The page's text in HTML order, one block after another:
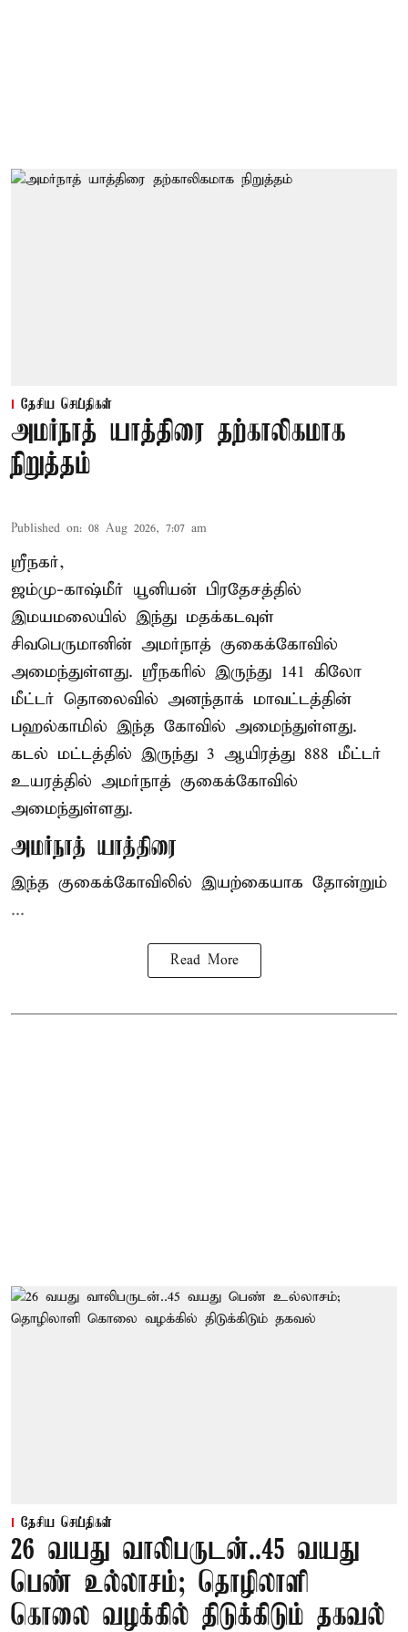
தேசிய செய்திகள்
அமர்நாத் யாத்திரை தற்காலிகமாக
நிறுத்தம்
Published on: 08 Aug 2026, 7:07 am
ஸ்ரீநகர்,
ஜம்மு-காஷ்மீர் யூனியன் பிரதேசத்தில்
இமயமலையில் இந்து மதக்கடவுள்
சிவபெருமானின் அமர்நாத் குகைக்கோவில்
அமைந்துள்ளது. ஸ்ரீநகரில் இருந்து 141 கிலோ
மீட்டர் தொலைவில் அனந்தாக் மாவட்டத்தின்
பஹல்காமில் இந்த கோவில் அமைந்துள்ளது.
கடல் மட்டத்தில் இருந்து 3 ஆயிரத்து 888 மீட்டர்
உயரத்தில் அமர்நாத் குகைக்கோவில்
அமைந்துள்ளது.
அமர்நாத் யாத்திரை
இந்த குகைக்கோவிலில் இயற்கையாக தோன்றும்
...
Read More
தேசிய செய்திகள்
26 வயது வாலிபருடன்..45 வயது
பெண் உல்லாசம்; தொழிலாளி
கொலை வழக்கில் திடுக்கிடும் தகவல்